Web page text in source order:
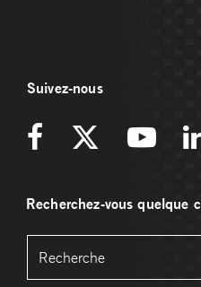
Suivez-nous
Recherchez-vous quelque